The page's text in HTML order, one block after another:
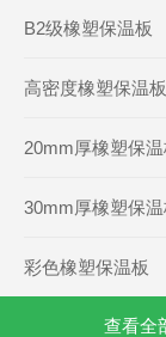
B2级橡塑保温板
高密度橡塑保温板
20mm厚橡塑保温
30mm厚橡塑保温
彩色橡塑保温板
查看全